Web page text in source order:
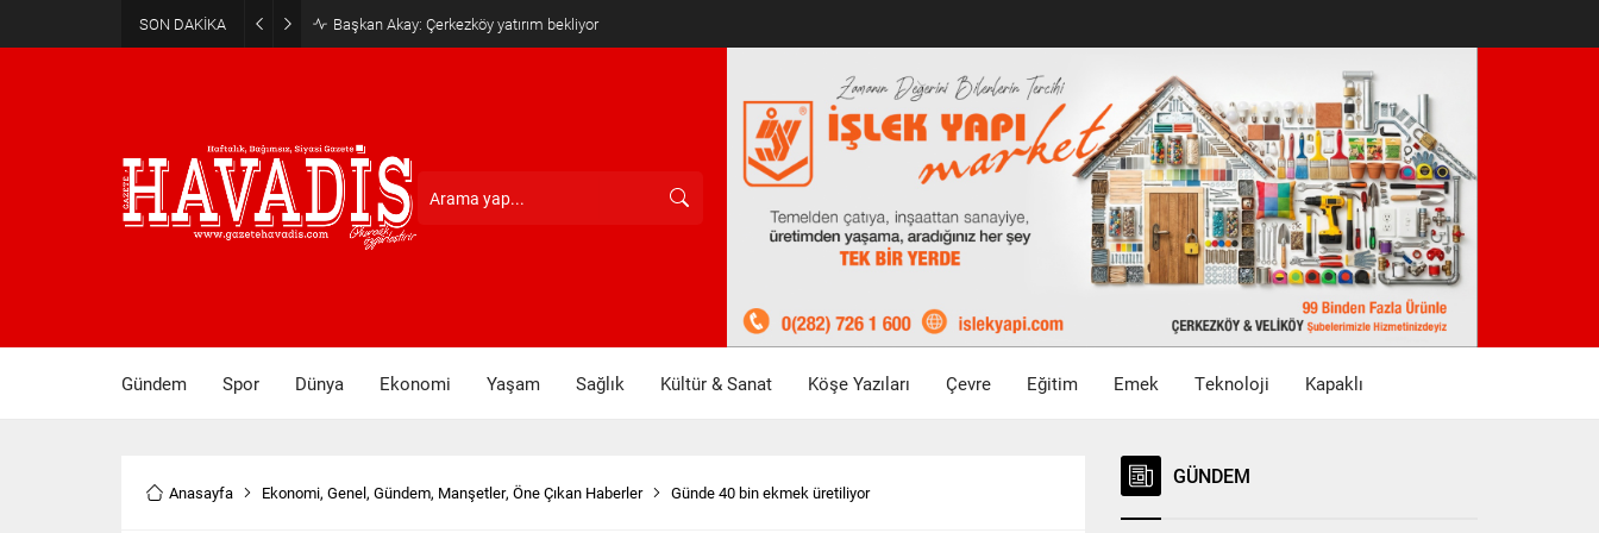
SON DAKİKA Haziran ayı ilk oturumu tamamlandı
Gündem Spor Dünya Ekonomi Yaşam Sağlık Kültür & Sanat Köşe Yazıları Çevre Eğitim Emek Teknoloji Kapaklı
Anasayfa Ekonomi, Genel, Gündem, Manşetler, Öne Çıkan Haberler Günde 40 bin ekmek üretiliyor
GÜNDEM